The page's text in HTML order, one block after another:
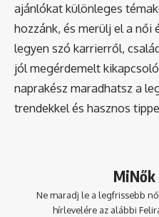
ajánlókat különleges
hozzánk, és merülj el a női
legyen szó karrierről,
jól megérdemelt
naprakész maradhatsz a
trendekkel és hasznos
Ne maradj le a legfrissebb
hírlevelére az alábbi